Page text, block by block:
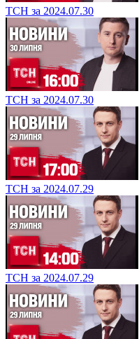
ТСН за 2024.07.30
ТСН за 2024.07.30
ТСН за 2024.07.29
ТСН за 2024.07.29